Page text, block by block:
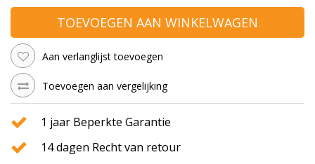
TOEVOEGEN AAN WINKELWAGEN
Aan verlanglijst toevoegen
Toevoegen aan vergelijking
1 jaar Beperkte Garantie
14 dagen Recht van retour